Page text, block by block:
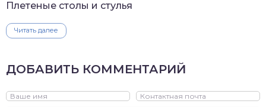
Плетеные столы и стулья
Читать далее
ДОБАВИТЬ КОММЕНТАРИЙ